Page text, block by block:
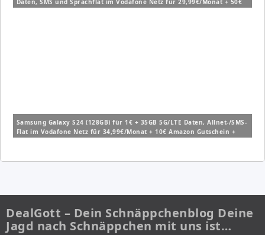
Daten, SMS und Sprachflat im Vodafone Netz für 29,99€/Monat + 50€
Samsung Galaxy S24 (128GB) für 1€ + 35GB 5G/LTE Daten, Allnet-/SMS-
Flat im Vodafone Netz für 34,99€/Monat + 10€ Amazon Gutschein +
DealGott – Dein Schnäppchenblog Deine
Jagd nach Schnäppchen mit uns ist…